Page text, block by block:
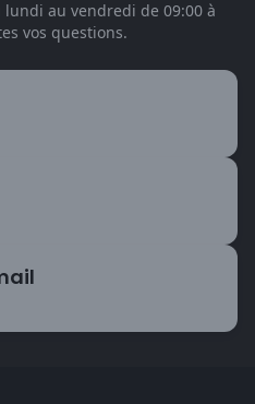
au vendredi de 09:00 à
vos questions.